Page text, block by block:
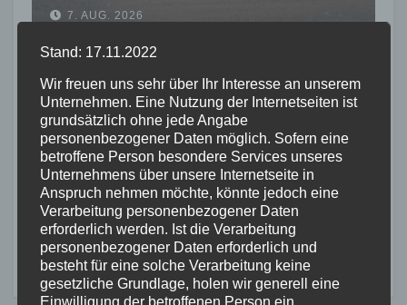
7. AUG. 2026
FEUERWEHR NEUWIED POLIZEI
Waldbrand bei Leutesdorf
schnell gelöscht – Feuerwehr
warnt vor erhöhter Brandgefahr
7. AUG. 2026
Stand: 17.11.2022
Wir freuen uns sehr über Ihr Interesse an unserem
Unternehmen. Eine Nutzung der Internetseiten ist
grundsätzlich ohne jede Angabe
personenbezogener Daten möglich. Sofern eine
betroffene Person besondere Services unseres
Unternehmens über unsere Internetseite in
Anspruch nehmen möchte, könnte jedoch eine
Verarbeitung personenbezogener Daten
erforderlich werden. Ist die Verarbeitung
personenbezogener Daten erforderlich und
besteht für eine solche Verarbeitung keine
gesetzliche Grundlage, holen wir generell eine
Einwilligung der betroffenen Person ein.